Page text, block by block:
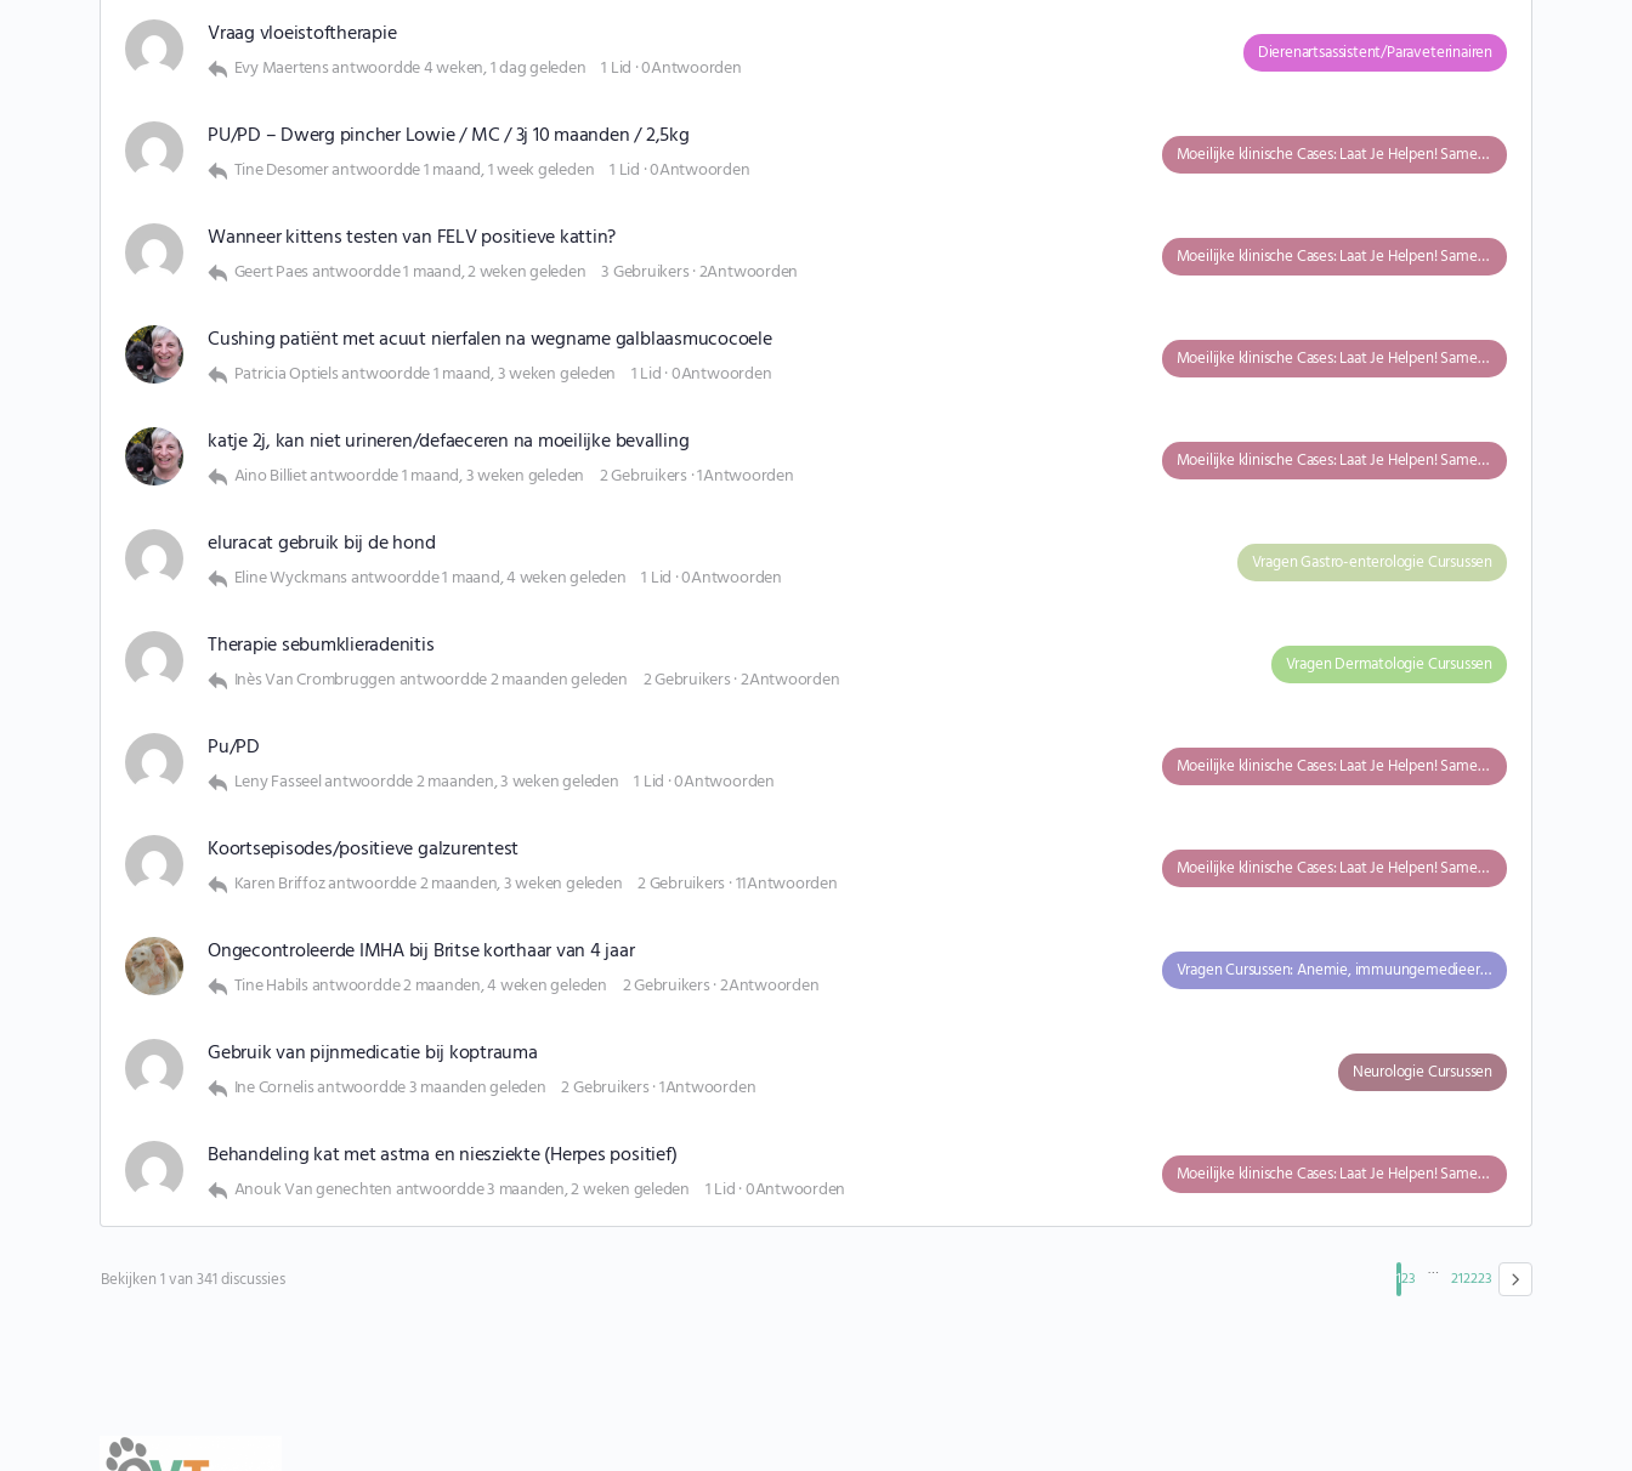
Vraag vloeistoftherapie
Evy Maertensantwoordde4 weken, 1 dag geleden 1 Lid ·0Antwoorden
Dierenartsassistent/Paraveterinairen
PU/PD – Dwerg pincher Lowie / MC / 3j 10 maanden / 2,5kg
Tine Desomerantwoordde1 maand, 1 week geleden 1 Lid ·0Antwoorden
Moeilijke klinische Cases: Laat Je Helpen! Samen Kunnen we Meer!
Wanneer kittens testen van FELV positieve kattin?
Geert Paesantwoordde1 maand, 2 weken geleden 3 Gebruikers·2Antwoorden
Moeilijke klinische Cases: Laat Je Helpen! Samen Kunnen we Meer!
Cushing patiënt met acuut nierfalen na wegname galblaasmucocoele
Patricia Optielsantwoordde1 maand, 3 weken geleden 1 Lid·0Antwoorden
Moeilijke klinische Cases: Laat Je Helpen! Samen Kunnen we Meer!
katje 2j, kan niet urineren/defaeceren na moeilijke bevalling
Aino Billietantwoordde1 maand, 3 weken geleden 2 Gebruikers ·1Antwoorden
Moeilijke klinische Cases: Laat Je Helpen! Samen Kunnen we Meer!
eluracat gebruik bij de hond
Eline Wyckmansantwoordde1 maand, 4 weken geleden 1 Lid ·0Antwoorden
Vragen Gastro-enterologie Cursussen
Therapie sebumklieradenitis
Inès Van Crombruggenantwoordde2 maanden geleden 2 Gebruikers·2Antwoorden
Vragen Dermatologie Cursussen
Pu/PD
Leny Fasseelantwoordde2 maanden, 3 weken geleden 1 Lid ·0Antwoorden
Moeilijke klinische Cases: Laat Je Helpen! Samen Kunnen we Meer!
Koortsepisodes/positieve galzurentest
Karen Briffozantwoordde2 maanden, 3 weken geleden 2 Gebruikers ·11Antwoorden
Moeilijke klinische Cases: Laat Je Helpen! Samen Kunnen we Meer!
Ongecontroleerde IMHA bij Britse korthaar van 4 jaar
Tine Habilsantwoordde2 maanden, 4 weken geleden 2 Gebruikers·2Antwoorden
Vragen Cursussen: Anemie, immuungemedieerde hemolytische anemie en stollingsstoornissen
Gebruik van pijnmedicatie bij koptrauma
Ine Cornelisantwoordde3 maanden geleden 2 Gebruikers·1Antwoorden
Neurologie Cursussen
Behandeling kat met astma en niesziekte (Herpes positief)
Anouk Van genechtenantwoordde3 maanden, 2 weken geleden 1 Lid·0Antwoorden
Moeilijke klinische Cases: Laat Je Helpen! Samen Kunnen we Meer!
Bekijken 1 van 341 discussies 123 … 212223